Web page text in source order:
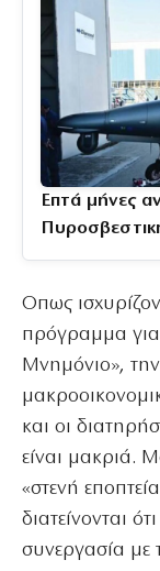
Επτά μήνες
Οπως
πρόγραμμα για
Μνημόνιο»,
και οι
είναι μακριά.
«στενή
διατείνονται
συνεργασία με